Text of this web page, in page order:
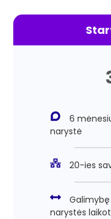
6
narystė
20-ies
narystės